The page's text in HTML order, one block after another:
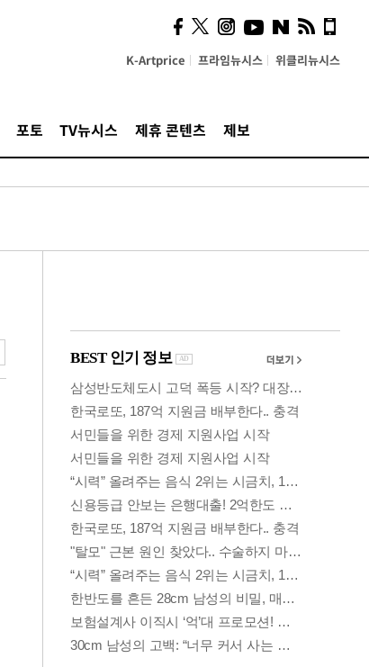
K-Artprice 프라임뉴시스 위클리뉴시스
포토 TV뉴시스 제휴 콘텐츠 제보
사이 해답 찾았죠"…알을
깨고 나온 '초자아'